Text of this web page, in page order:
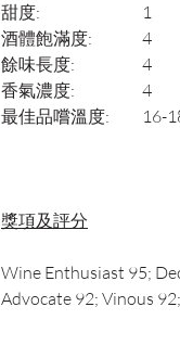
甜度:
1
酒體飽滿度:
4
餘味長度:
4
香氣濃度:
4
最佳品嚐溫度:
16-
獎項及評分
Wine Enthusiast 95;
Advocate 92; Vinous